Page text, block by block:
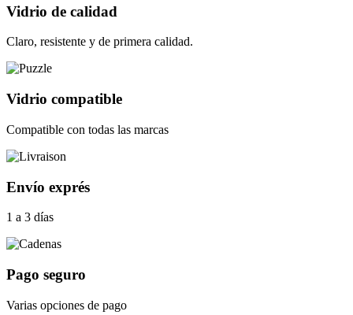
Vidrio de calidad
Claro, resistente y de primera calidad.
Vidrio compatible
Compatible con todas las marcas
Envío exprés
1 a 3 días
Pago seguro
Varias opciones de pago